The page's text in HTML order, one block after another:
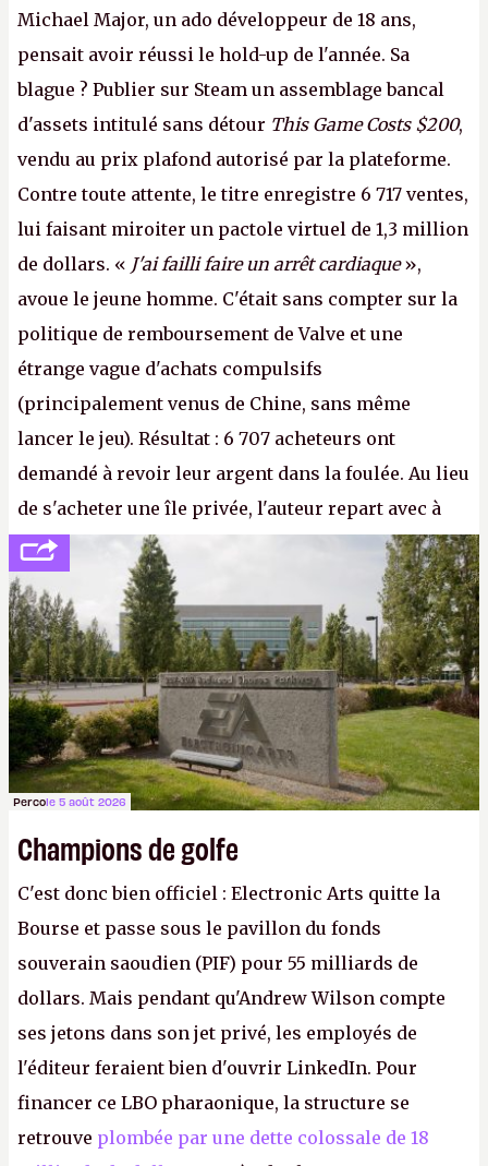
Michael Major, un ado développeur de 18 ans,
pensait avoir réussi le hold-up de l'année. Sa
blague ? Publier sur Steam un assemblage bancal
d'assets intitulé sans détour This Game Costs $200,
vendu au prix plafond autorisé par la plateforme.
Contre toute attente, le titre enregistre 6 717 ventes,
lui faisant miroiter un pactole virtuel de 1,3 million
de dollars. « J'ai failli faire un arrêt cardiaque»,
avoue le jeune homme. C'était sans compter sur la
politique de remboursement de Valve et une
étrange vague d'achats compulsifs
(principalement venus de Chine, sans même
lancer le jeu). Résultat : 6 707 acheteurs ont
demandé à revoir leur argent dans la foulée. Au lieu
de s'acheter une île privée, l'auteur repart avec à
peine 2 000 dollars en poche. C'est toujours plus
cher payé que le temps passé à dev, mais ça
apprendra aux petits malins qu'on ne braque pas
Gabe Newell aussi facilement.P.
Percole 5 août 2026
Champions de golfe
C'est donc bien officiel : Electronic Arts quitte la
Bourse et passe sous le pavillon du fonds
souverain saoudien (PIF) pour 55 milliards de
dollars. Mais pendant qu'Andrew Wilson compte
ses jetons dans son jet privé, les employés de
l'éditeur feraient bien d'ouvrir LinkedIn. Pour
financer ce LBO pharaonique, la structure se
retrouve plombée par une dette colossale de 18